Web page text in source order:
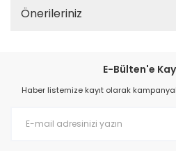
Önerileriniz
E-Bülten'e
Haber listemize kayıt olarak